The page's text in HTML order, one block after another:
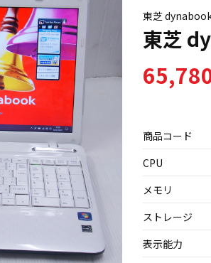
東芝
東芝
商品コード
CPU
メモリ
ストレージ
表示能力